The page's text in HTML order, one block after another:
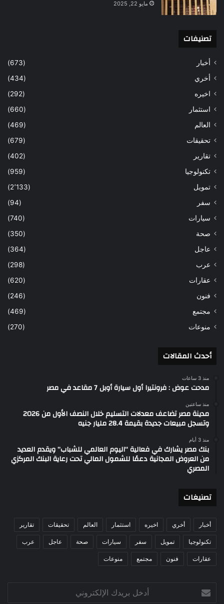
مايو 22, 2025
تصنيفات
أخبار
(673)
أخري
(434)
اخيره
(292)
استثمار
(660)
العالم
(469)
تحقيقات
(679)
تقارير
(402)
تكنولوجيا
(959)
تمويل
(2٬133)
سفر
(94)
سيارات
(740)
صحة
(350)
عاجل
(364)
عرب
(298)
عقارات
(620)
فنون
(246)
مجتمع
(469)
منوعات
(270)
أحدث المقالات
منذ 3 ساعات
مدحت عوض : فرونتيرا أول سيارة أوبل 7 مقاعد في مصر
منذ ساعتين
مدينة مصر تضاعف معدلات التسليم خلال النصف الأول من 2026
وتسجل مبيعات جديدة بقيمة 28.4 مليار جنيه
منذ 3 أيام
بنك مصر يشارك في فعالية “اليوم العالمي للشباب” ويقدم العديد
من العروض المجانية دعمًا للشمول المالي تحت رعاية البنك المركزي
المصري
تصنيغات
أخبار أخري اخيره استثمار العالم تحقيقات تقارير
تكنولوجيا تمويل سفر سيارات صحة عاجل عرب
عقارات فنون مجتمع منوعات
بريدك